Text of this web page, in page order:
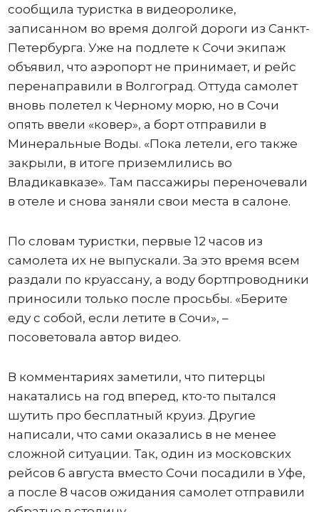
сообщила туристка в видеоролике,
записанном во время долгой дороги из Санкт-
Петербурга. Уже на подлете к Сочи экипаж
объявил, что аэропорт не принимает, и рейс
перенаправили в Волгоград. Оттуда самолет
вновь полетел к Черному морю, но в Сочи
опять ввели «ковер», а борт отправили в
Минеральные Воды. «Пока летели, его также
закрыли, в итоге приземлились во
Владикавказе». Там пассажиры переночевали
в отеле и снова заняли свои места в салоне.
По словам туристки, первые 12 часов из
самолета их не выпускали. За это время всем
раздали по круассану, а воду бортпроводники
приносили только после просьбы. «Берите
еду с собой, если летите в Сочи», –
посоветовала автор видео.
В комментариях заметили, что питерцы
накатались на год вперед, кто-то пытался
шутить про бесплатный круиз. Другие
написали, что сами оказались в не менее
сложной ситуации. Так, один из московских
рейсов 6 августа вместо Сочи посадили в Уфе,
а после 8 часов ожидания самолет отправили